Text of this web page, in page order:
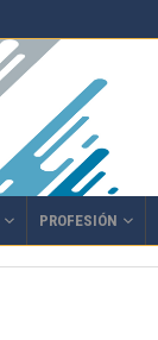
PROFESIÓN